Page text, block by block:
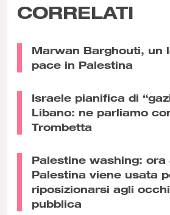
CORRELATI
Marwan Barghouti, un
pace in Palestina
Israele pianifica di
Libano: ne parliamo
Trombetta
Palestine washing: ora
Palestina viene usata
riposizionarsi agli
pubblica